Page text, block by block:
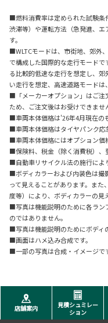
■燃料消費率は定められた試験条
渋滞等）や運転方法（急発進、
す。
■WLTCモードは、市街地、郊外
で構成した国際的な走行モード
る比較的低速な走行を想定し、
い走行を想定、高速道路モードは
■「メーカーオプション」はご注
ため、ご注文後はお受けできませ
■車両本体価格は'26年4月現在の
■車両本体価格はタイヤパンク応
■車両本体価格にはオプション価
■保険料、税金（除く消費税）、
■自動車リサイクル法の施行によ
■ボディカラーおよび内装色は撮
って見えることがあります。ま
度等）により、ボディカラーの見
■写真は機能説明のために各ラン
のではありません。
■写真は機能説明のためにボディ
■画面はハメ込み合成です。
■一部の写真は合成・イメージで
店舗案内
見積シュミレー
ション